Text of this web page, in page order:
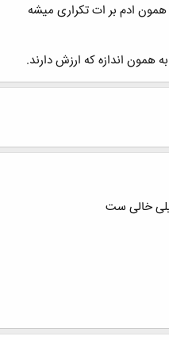
همون ادم بر ات تکراری میشه
همون اندازه که ارزش دارند.
خالی ست